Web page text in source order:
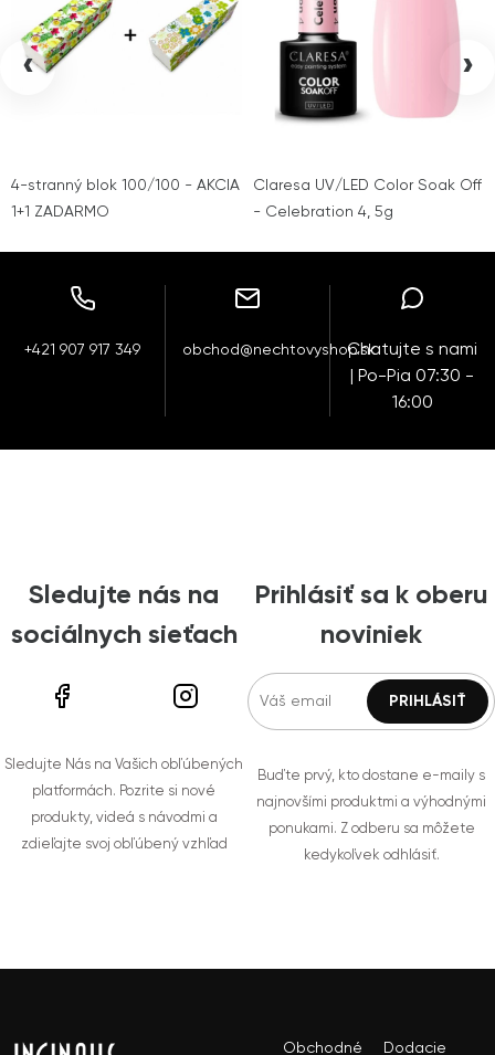
4-stranný blok 100/100 - AKCIA
1+1 ZADARMO
Claresa UV/LED Color Soak Off
- Celebration 4, 5g
‹ ›
+421 907 917 349 obchod@nechtovyshop.skChatujte s nami
| Po-Pia 07:30 -
16:00
Sledujte nás na
sociálnych sieťach
Sledujte Nás na Vašich obľúbených
platformách. Pozrite si nové
produkty, videá s návodmi a
zdieľajte svoj obľúbený vzhľad
Prihlásiť sa k oberu
noviniek
Buďte prvý, kto dostane e-maily s
najnovšími produktmi a výhodnými
ponukami. Z odberu sa môžete
kedykoľvek odhlásiť.
Obchodné Dodacie